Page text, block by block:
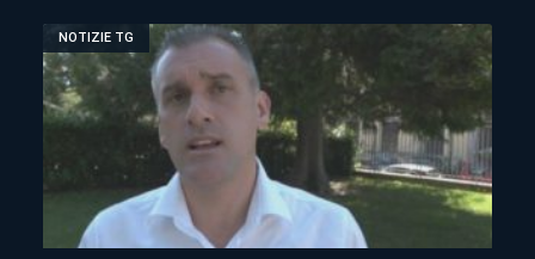
NOTIZIE TG